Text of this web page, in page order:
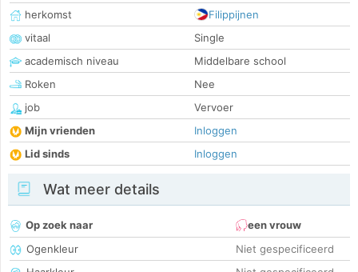
herkomst
Filippijnen
vitaal
Single
academisch niveau
Middelbare school
Roken
Nee
job
Vervoer
Mijn vrienden
Inloggen
Lid sinds
Inloggen
Wat meer details
Op zoek naar
een vrouw
Ogenkleur
Niet gespecificeerd